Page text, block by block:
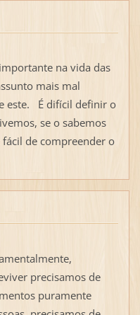
na vida das
mais mal
este. É difícil definir o
se o sabemos
de compreender o
precisamos de
puramente